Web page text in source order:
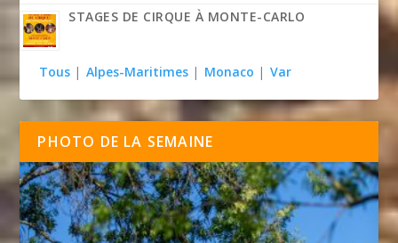
STAGES DE CIRQUE À MONTE-CARLO
Tous | Alpes-Maritimes | Monaco | Var
PHOTO DE LA SEMAINE